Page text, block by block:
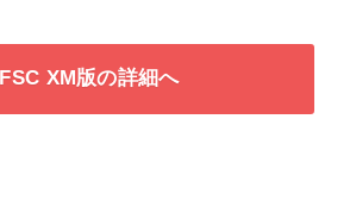
FSC XM版の詳細へ